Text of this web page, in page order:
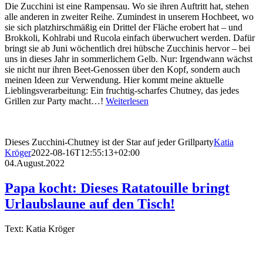
Die Zucchini ist eine Rampensau. Wo sie ihren Auftritt hat, stehen
alle anderen in zweiter Reihe. Zumindest in unserem Hochbeet, wo
sie sich platzhirschmäßig ein Drittel der Fläche erobert hat – und
Brokkoli, Kohlrabi und Rucola einfach überwuchert werden. Dafür
bringt sie ab Juni wöchentlich drei hübsche Zucchinis hervor – bei
uns in dieses Jahr in sommerlichem Gelb. Nur: Irgendwann wächst
sie nicht nur ihren Beet-Genossen über den Kopf, sondern auch
meinen Ideen zur Verwendung. Hier kommt meine aktuelle
Lieblingsverarbeitung: Ein fruchtig-scharfes Chutney, das jedes
Grillen zur Party macht…! Weiterlesen
Dieses Zucchini-Chutney ist der Star auf jeder GrillpartyKatia
Kröger2022-08-16T12:55:13+02:00
04.August.2022
Papa kocht: Dieses Ratatouille bringt
Urlaubslaune auf den Tisch!
Text: Katia Kröger